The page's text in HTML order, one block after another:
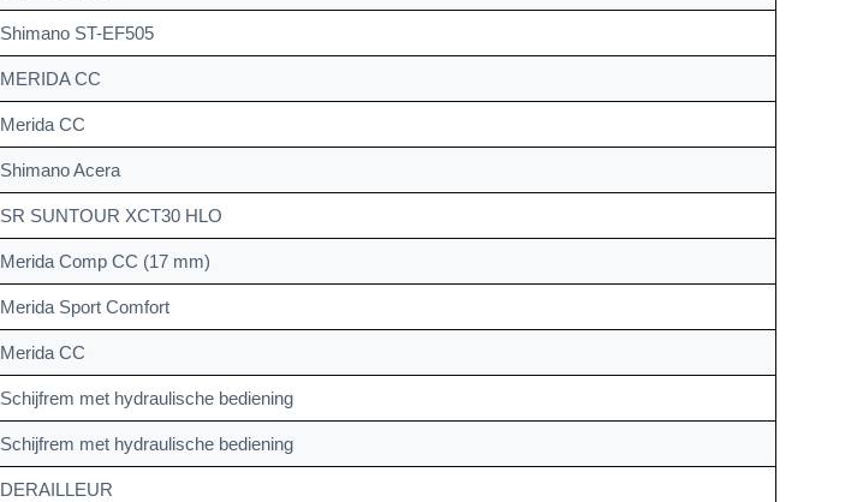
Shimano ST-EF505
MERIDA CC
Merida CC
Shimano Acera
SR SUNTOUR XCT30 HLO
Merida Comp CC (17 mm)
Merida Sport Comfort
Merida CC
Schijfrem met hydraulische bediening
Schijfrem met hydraulische bediening
DERAILLEUR